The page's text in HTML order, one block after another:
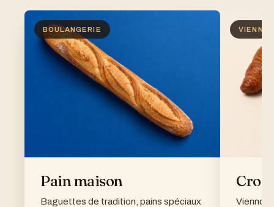
BOULANGERIE
Pain maison
Baguettes de tradition, pains spéciaux